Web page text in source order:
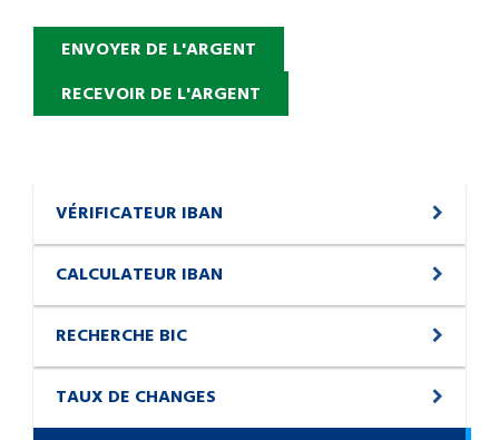
ENVOYER DE L'ARGENT
RECEVOIR DE L'ARGENT
VÉRIFICATEUR IBAN
CALCULATEUR IBAN
RECHERCHE BIC
TAUX DE CHANGES